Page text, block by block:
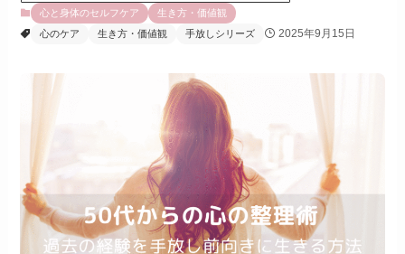
心と身体のセルフケア
生き方・価値観
心のケア
生き方・価値観 手放しシリーズ 2025年9月15日